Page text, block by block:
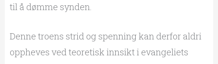
til å dømme synden.
Denne troens strid og spenning kan derfor aldri
oppheves ved teoretisk innsikt i evangeliets